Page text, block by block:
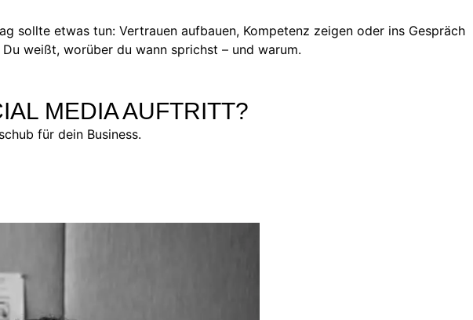
sollte etwas tun: Vertrauen aufbauen, Kompetenz zeigen oder ins Gespräch
weißt, worüber du wann sprichst – und warum.
MEDIA AUFTRITT?
für dein Business.